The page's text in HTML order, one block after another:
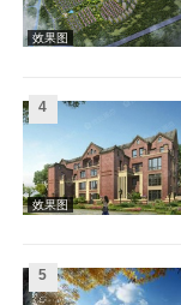
效果图
4
5